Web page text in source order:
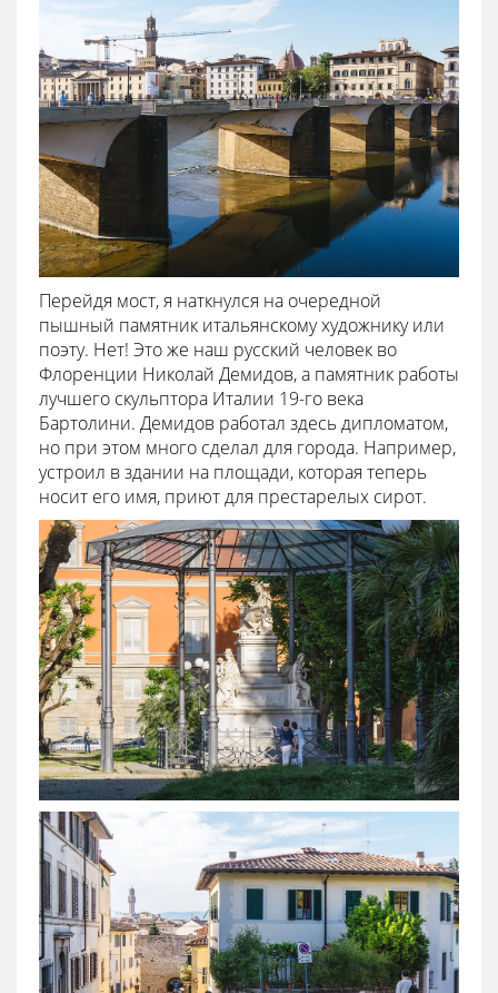
Перейдя мост, я наткнулся на очередной
пышный памятник итальянскому художнику или
поэту. Нет! Это же наш русский человек во
Флоренции Николай Демидов, а памятник работы
лучшего скульптора Италии 19-го века
Бартолини. Демидов работал здесь дипломатом,
но при этом много сделал для города. Например,
устроил в здании на площади, которая теперь
носит его имя, приют для престарелых сирот.